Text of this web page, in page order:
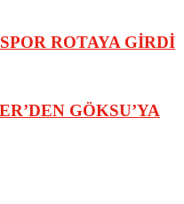
ROTAYA GİRDİ
GÖKSU’YA